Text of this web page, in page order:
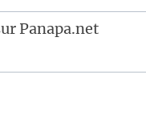
Panapa.net